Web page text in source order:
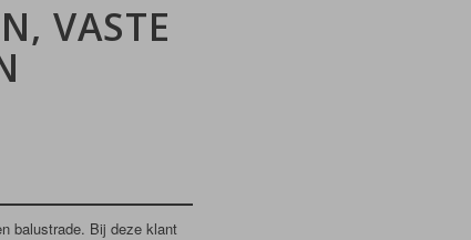
VASTE
balustrade. Bij deze klant